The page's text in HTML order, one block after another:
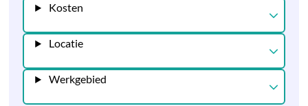
Kosten
Locatie
Werkgebied